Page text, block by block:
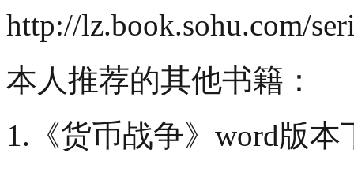
http://lz.book.sohu.com/
本人推荐的其他书籍：
1.《货币战争》word版本